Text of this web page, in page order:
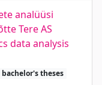
analüüsi
Tere AS
data analysis
bachelor's theses